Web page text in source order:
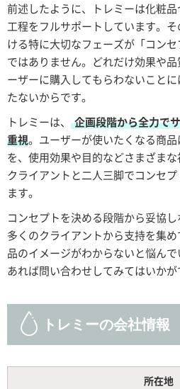
前述したように、トレミーは化粧
工程をフルサポートしています。
ける特に大切なフェーズが「コン
ではありません。どれだけ効果や
ーザーに購入してもらわないこと
たないからです。
トレミーは、
企画段階から全力で
重視。ユーザーが使いたくなる商
を、使用効果や目的などさまざまな
クライアントと二人三脚でコンセ
ます。
コンセプトを決める段階から妥協し
多くのクライアントから支持を集
品のイメージがわからないと悩ん
あれば問い合わせしてみてはいかが
トレミーの会社情報
所在地